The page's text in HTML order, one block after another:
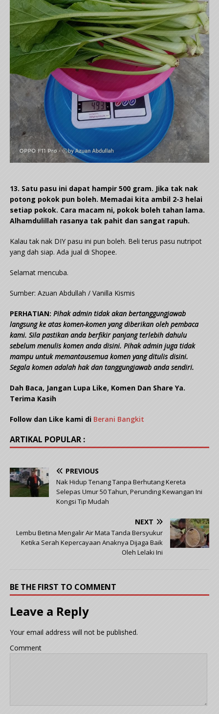
13. Satu pasu ini dapat hampir 500 gram. Jika tak nak
potong pokok pun boleh. Memadai kita ambil 2-3 helai
setiap pokok. Cara macam ni, pokok boleh tahan lama.
Alhamdulillah rasanya tak pahit dan sangat rapuh.
Kalau tak nak DIY pasu ini pun boleh. Beli terus pasu nutripot
yang dah siap. Ada jual di Shopee.
Selamat mencuba.
Sumber: Azuan Abdullah / Vanilla Kismis
PERHATIAN: Pihak admin tidak akan bertanggungjawab
langsung ke atas komen-komen yang diberikan oleh pembaca
kami. Sila pastikan anda berfikir panjang terlebih dahulu
sebelum menulis komen anda disini. Pihak admin juga tidak
mampu untuk memantausemua komen yang ditulis disini.
Segala komen adalah hak dan tanggungjawab anda sendiri.
Dah Baca, Jangan Lupa Like, Komen Dan Share Ya.
Terima Kasih
Follow dan Like kami di Berani Bangkit
ARTIKAL POPULAR :
PREVIOUS
Nak Hidup Tenang Tanpa Berhutang Kereta
Selepas Umur 50 Tahun, Perunding Kewangan Ini
Kongsi Tip Mudah
NEXT
Lembu Betina Mengalir Air Mata Tanda Bersyukur
Ketika Serah Kepercayaan Anaknya Dijaga Baik
Oleh Lelaki Ini
BE THE FIRST TO COMMENT
Leave a Reply
Your email address will not be published.
Comment